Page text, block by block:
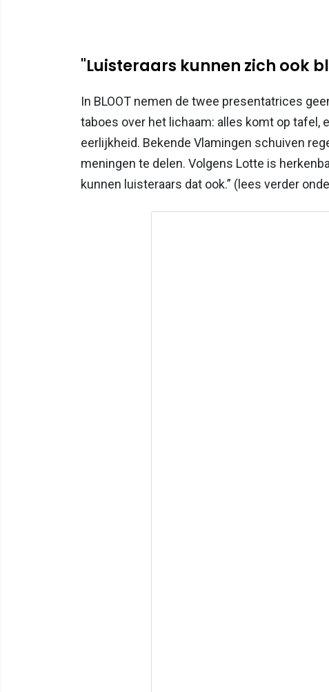
"Luisteraars kunnen zich ook
In BLOOT nemen de twee presentatrices
taboes over het lichaam: alles komt op tafel,
eerlijkheid. Bekende Vlamingen schuiven
meningen te delen. Volgens Lotte is
kunnen luisteraars dat ook.” (lees verder